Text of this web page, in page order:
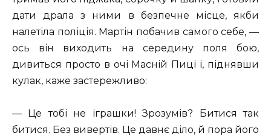
дати драла з ними в безпечне місце, якби
налетіла поліція. Мартін побачив самого себе, —
ось він виходить на середину поля бою,
дивиться просто в очі Масній Пиці і, піднявши
кулак, каже застережливо:
— Це тобі не іграшки! Зрозумів? Битися так
битися. Без вивертів. Це давнє діло, й пора його